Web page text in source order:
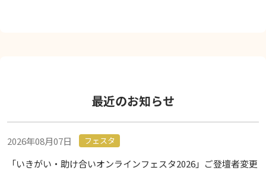
最近のお知らせ
2026年08月07日 フェスタ
「いきがい・助け合いオンラインフェスタ2026」ご登壇者変更